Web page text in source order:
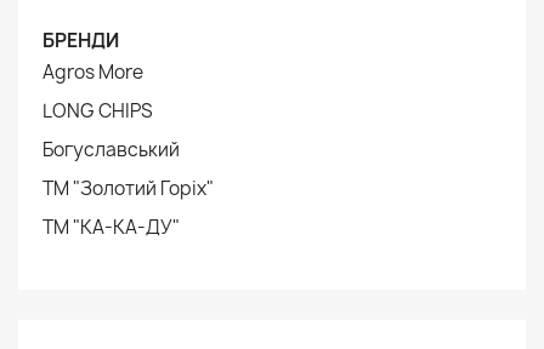
БРЕНДИ
Agros More
LONG CHIPS
Богуславський
ТМ "Золотий Горіх"
ТМ "КА-КА-ДУ"